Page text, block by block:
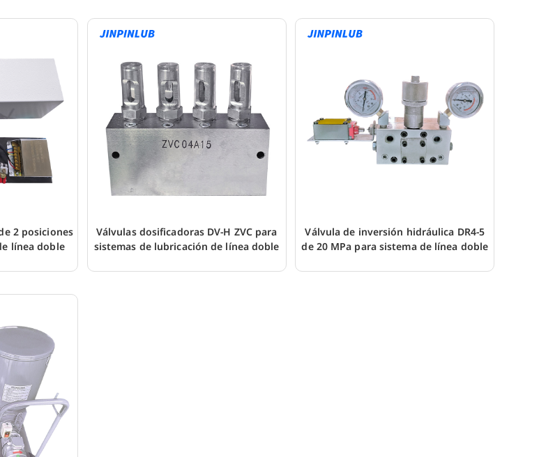
2 posiciones
línea doble
Válvulas dosificadoras DV-H ZVC para
sistemas de lubricación de línea doble
Válvula de inversión hidráulica DR4-5
de 20 MPa para sistema de línea doble